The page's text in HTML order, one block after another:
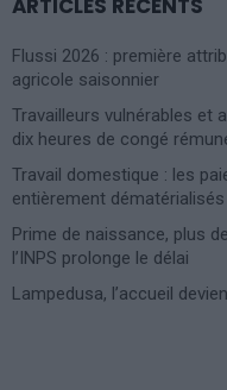
Flussi 2026 : première
agricole saisonnier
Travailleurs vulnérables et
dix heures de congé
Travail domestique : les
entièrement dématérialisés
Prime de naissance, plus
l’INPS prolonge le délai
Lampedusa, l’accueil